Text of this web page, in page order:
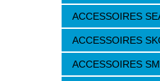
ACCESSOIRES
ACCESSOIRES
ACCESSOIRES